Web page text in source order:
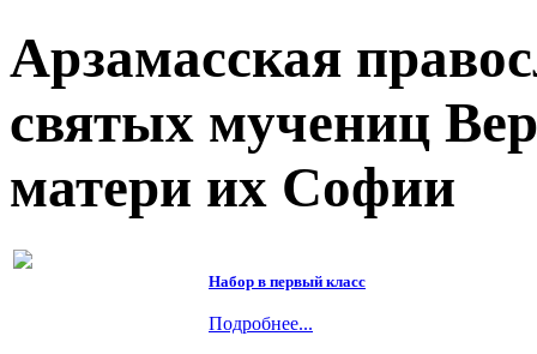
Арзамасская
святых мучениц
матери их Софии
Набор в первый класс
Подробнее...